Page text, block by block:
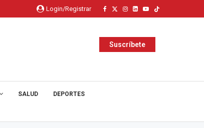
Login/Registrar
Suscríbete
SALUD DEPORTES